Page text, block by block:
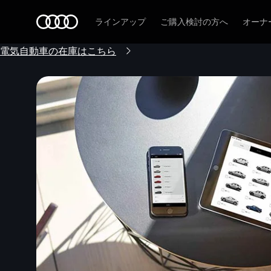
ラインアップ ご購入検討の方へ オーナ
電気自動車の在庫はこちら